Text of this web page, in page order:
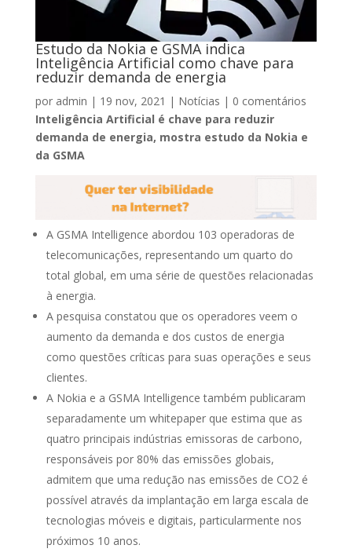
Estudo da Nokia e GSMA indica
Inteligência Artificial como chave para
reduzir demanda de energia
por admin | 19 nov, 2021 | Notícias | 0 comentários
Inteligência Artificial é chave para reduzir
demanda de energia, mostra estudo da Nokia e
da GSMA
A GSMA Intelligence abordou 103 operadoras de
telecomunicações, representando um quarto do
total global, em uma série de questões relacionadas
à energia.
A pesquisa constatou que os operadores veem o
aumento da demanda e dos custos de energia
como questões críticas para suas operações e seus
clientes.
A Nokia e a GSMA Intelligence também publicaram
separadamente um whitepaper que estima que as
quatro principais indústrias emissoras de carbono,
responsáveis por 80% das emissões globais,
admitem que uma redução nas emissões de CO2 é
possível através da implantação em larga escala de
tecnologias móveis e digitais, particularmente nos
próximos 10 anos.